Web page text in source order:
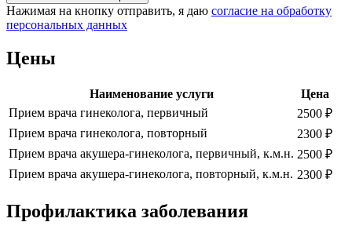
Нажимая на кнопку отправить, я даю согласие на обработку
персональных данных
Цены
Наименование услуги
Цена
Прием врача гинеколога, первичный
2500 ₽
Прием врача гинеколога, повторный
2300 ₽
Прием врача акушера-гинеколога, первичный, к.м.н. 2500 ₽
Прием врача акушера-гинеколога, повторный, к.м.н. 2300 ₽
Профилактика заболевания